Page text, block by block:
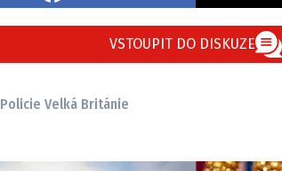
VSTOUPIT DO DISKUZE
Policie Velká Británie